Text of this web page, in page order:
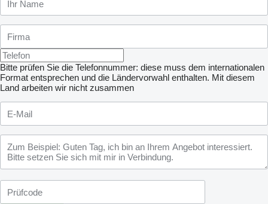
Bitte prüfen Sie die Telefonnummer: diese muss dem internationalen
Format entsprechen und die Ländervorwahl enthalten. Mit diesem
Land arbeiten wir nicht zusammen